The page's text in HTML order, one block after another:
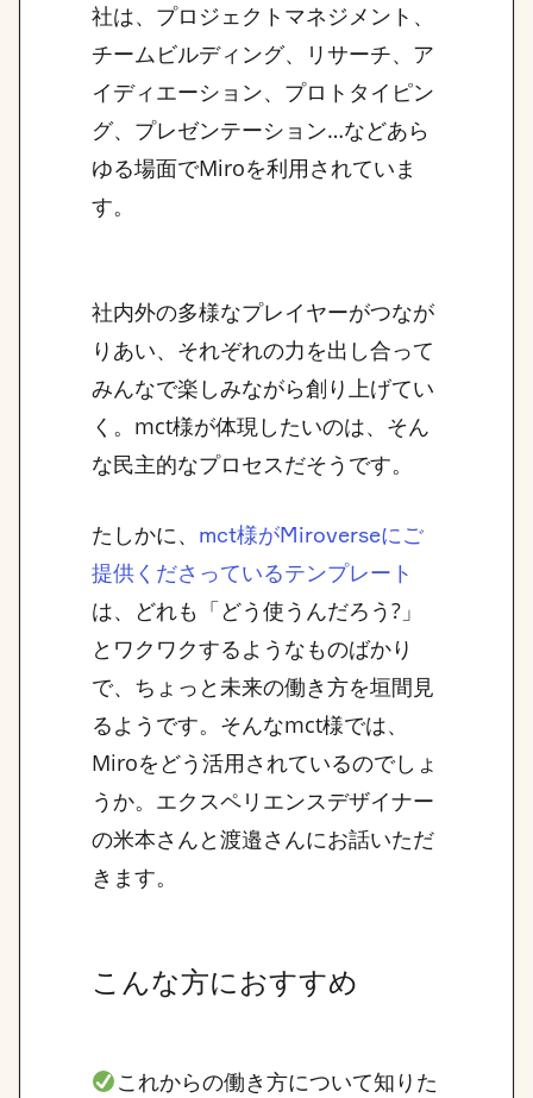
社は、プロジェクトマネジメント、
チームビルディング、リサーチ、ア
イディエーション、プロトタイピン
グ、プレゼンテーション…などあら
ゆる場面でMiroを利用されていま
す。
社内外の多様なプレイヤーがつなが
りあい、それぞれの力を出し合って
みんなで楽しみながら創り上げてい
く。mct様が体現したいのは、そん
な民主的なプロセスだそうです。
たしかに、 mct様がMiroverseにご
提供くださっているテンプレート
は、どれも「どう使うんだろう?」
とワクワクするようなものばかり
で、ちょっと未来の働き方を垣間見
るようです。そんなmct様では、
Miroをどう活用されているのでしょ
うか。エクスペリエンスデザイナー
の米本さんと渡邉さんにお話いただ
きます。
こんな方におすすめ
これからの働き方について知りた